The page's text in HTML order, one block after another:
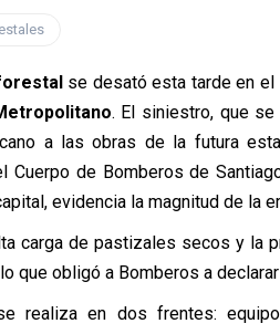
se desató esta tarde en el
. El siniestro, que se
a las obras de la futura
Cuerpo de Bomberos de
evidencia la magnitud de la
carga de pastizales secos y la
que obligó a Bomberos a
realiza en dos frentes: